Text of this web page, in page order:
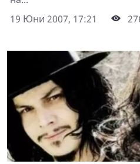
19 Юни 2007, 17:21